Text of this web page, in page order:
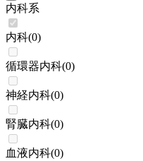
内科系
内科(0)
循環器内科(0)
神経内科(0)
腎臓内科(0)
血液内科(0)